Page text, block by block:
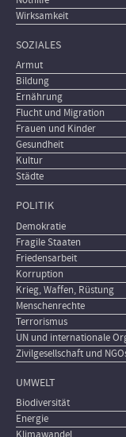
Wirksamkeit
SOZIALES
Armut
Bildung
Ernährung
Flucht und Migration
Frauen und Kinder
Gesundheit
Kultur
Städte
POLITIK
Demokratie
Fragile Staaten
Friedensarbeit
Korruption
Krieg, Waffen, Rüstung
Menschenrechte
Terrorismus
UN und internationale
Zivilgesellschaft und
UMWELT
Biodiversität
Energie